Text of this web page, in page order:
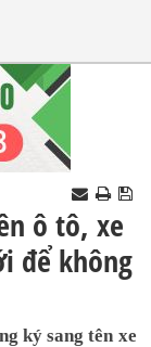
ô tô, xe
để không
ký sang tên xe